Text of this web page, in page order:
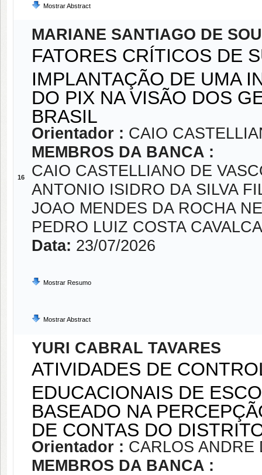
Mostrar Abstract
16
MARIANE SANTIAGO DE
FATORES CRÍTICOS DE
IMPLANTAÇÃO DE UMA
DO PIX NA VISÃO DOS
BRASIL
Orientador : CAIO
MEMBROS DA BANCA :
CAIO CASTELLIANO DE
ANTONIO ISIDRO DA SILVA
JOAO MENDES DA ROCHA
PEDRO LUIZ COSTA
Data: 23/07/2026
Mostrar Resumo
Mostrar Abstract
YURI CABRAL TAVARES
ATIVIDADES DE
EDUCACIONAIS DE
BASEADO NA
DE CONTAS DO
Orientador : CARLOS ANDRE
MEMBROS DA BANCA :